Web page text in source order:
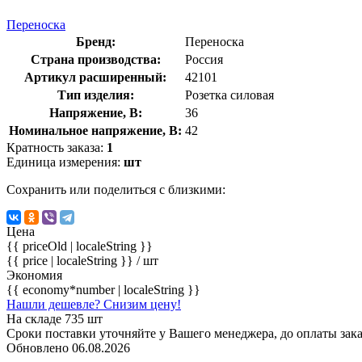
Переноска
Бренд:
Переноска
Страна производства:
Россия
Артикул расширенный:
42101
Тип изделия:
Розетка силовая
Напряжение, В:
36
Номинальное напряжение, В: 42
Кратность заказа: 1
Единица измерения: шт
Сохранить или поделиться с близкими:
Цена
{{ priceOld | localeString }}
{{ price | localeString }} / шт
Экономия
{{ economy*number | localeString }}
Нашли дешевле? Снизим цену!
На складе 735 шт
Сроки поставки уточняйте у Вашего менеджера, до оплаты
Обновлено 06.08.2026